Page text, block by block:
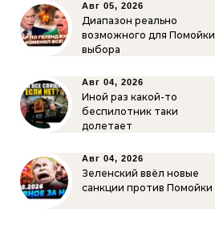
Авг 05, 2026
Диапазон реально
возможного для Помойки
выбора
Авг 04, 2026
Иной раз какой-то
беспилотник таки
долетает
Авг 04, 2026
Зеленский ввёл новые
санкции против Помойки